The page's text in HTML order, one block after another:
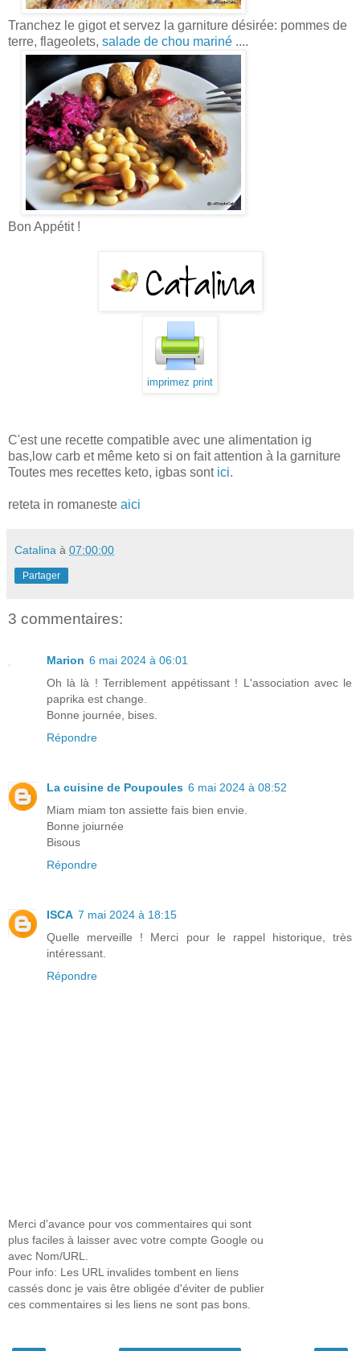
Tranchez le gigot et servez la garniture désirée: pommes de
terre, flageolets, salade de chou mariné ....
Bon Appétit !
imprimez print
C'est une recette compatible avec une alimentation ig
bas,low carb et même keto si on fait attention à la garniture
Toutes mes recettes keto, igbas sont ici.
reteta in romaneste aici
Catalina à 07:00:00
Partager
3 commentaires:
Marion 6 mai 2024 à 06:01
Oh là là ! Terriblement appétissant ! L'association avec le
paprika est change.
Bonne journée, bises.
Répondre
La cuisine de Poupoules 6 mai 2024 à 08:52
Miam miam ton assiette fais bien envie.
Bonne joiurnée
Bisous
Répondre
ISCA 7 mai 2024 à 18:15
Quelle merveille ! Merci pour le rappel historique, très
intéressant.
Répondre
Merci d'avance pour vos commentaires qui sont
plus faciles à laisser avec votre compte Google ou
avec Nom/URL.
Pour info: Les URL invalides tombent en liens
cassés donc je vais être obligée d'éviter de publier
ces commentaires si les liens ne sont pas bons.